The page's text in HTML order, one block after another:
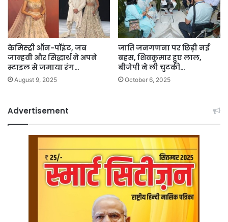
केमिस्ट्री ऑन-पॉइंट, जब
जान्हवी और सिद्धार्थ ने अपने
स्टाइल से जमाया रंग…
August 9, 2025
जाति जनगणना पर छिड़ी नई
बहस, शिवकुमार हुए लाल,
बीजेपी ने ली चुटकी…
October 6, 2025
Advertisement